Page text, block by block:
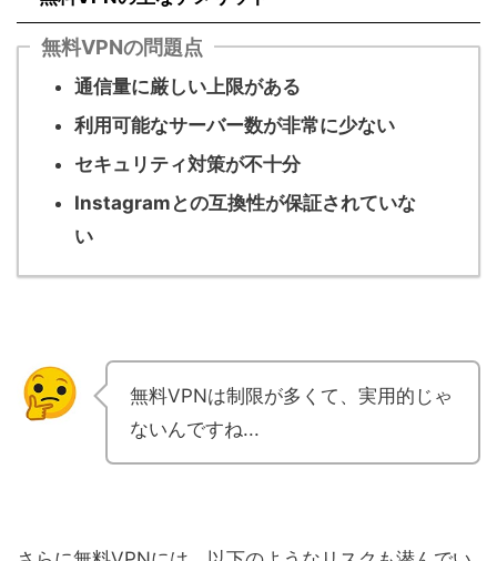
無料VPNの問題点
通信量に厳しい上限がある
利用可能なサーバー数が非常に少ない
セキュリティ対策が不十分
Instagramとの互換性が保証されていな
い
無料VPNは制限が多くて、実用的じゃ
ないんですね...